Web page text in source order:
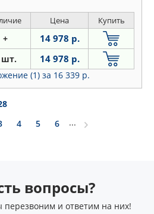
Цена Купить
+ 14 978 р.
шт. 14 978 р.
(1) за 16 339 р.
4 5 6 ...
вопросы?
перезвоним и ответим на них!